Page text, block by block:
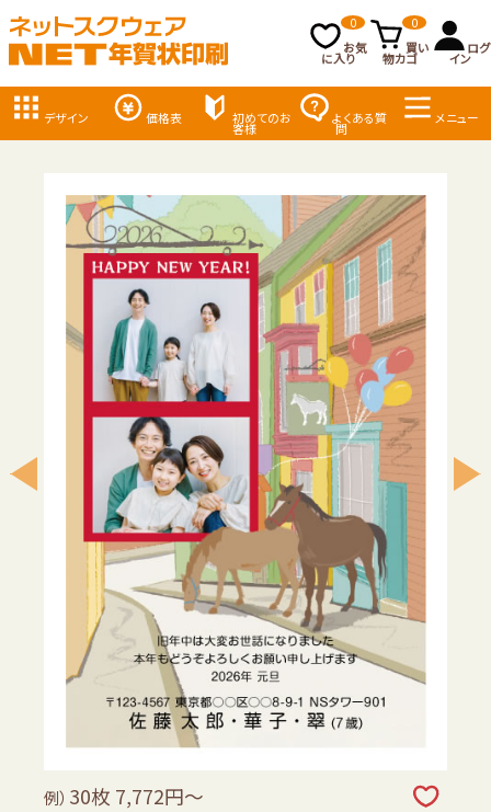
お気
に入り
0
買い
物カゴ
0
ログ
イン
デザイン 価格表 初めてのお
客様
よくある質
問
メニュー
例） 30枚 7,772円～